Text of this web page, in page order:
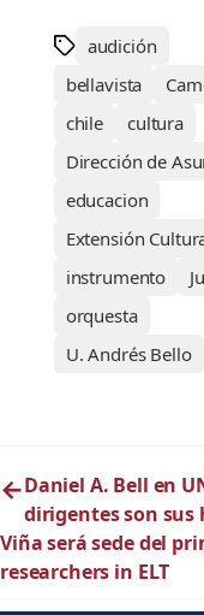
audición
bellavista
chile
cultura
Dirección de
educacion
Extensión
instrumento
orquesta
U. Andrés Bello
←Daniel A. Bell en
dirigentes son sus
Viña será sede del
researchers in ELT